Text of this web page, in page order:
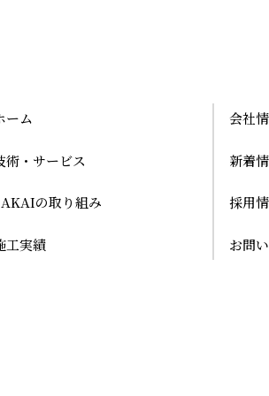
ーム
術・サービス
の取り組み
工実績
会社
新着
採用
お問